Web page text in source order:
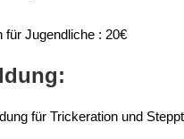
für Jugendliche : 20€
für Trickeration und